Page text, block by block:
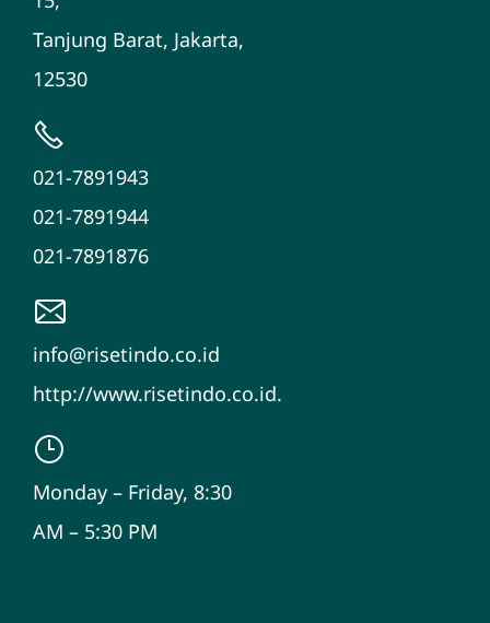
Tanjung Barat, Jakarta,
12530
021-7891943
021-7891944
021-7891876
info@risetindo.co.id
http://www.risetindo.co.id.
Monday – Friday, 8:30
AM – 5:30 PM